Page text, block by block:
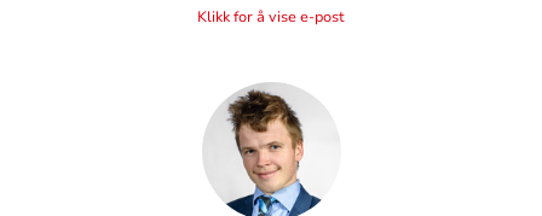
Klikk for å vise e-post